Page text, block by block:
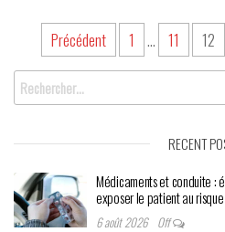
Navigation
des
articles
Précédent 1 … 11 12
Rechercher :
RECENT
Médicaments et conduite :
exposer le patient au risque
6 août 2026 Off